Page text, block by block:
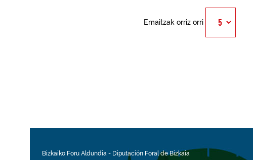
Emaitzak orriz orri
Bizkaiko Foru Aldundia - Diputación Foral de Bizkaia